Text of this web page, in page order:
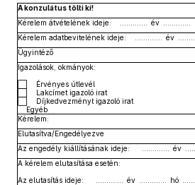
A konzulátus tölti ki!
Kérelem átvételének ideje: ............. év .............
Kérelem adatbevitelének ideje: ............. év
Ügyintéző
Igazolások, okmányok:
⬜ Érvényes útlevél
⬜ Lakcímet igazoló irat
⬜ Díjkedvezményt igazoló irat
Egyéb
Kérelem:
Elutasítva/Engedélyezve
Az engedély kiállításának ideje: ............. év
A kérelem elutasítása esetén:
Az elutasítás ideje: ............. év ............. hó